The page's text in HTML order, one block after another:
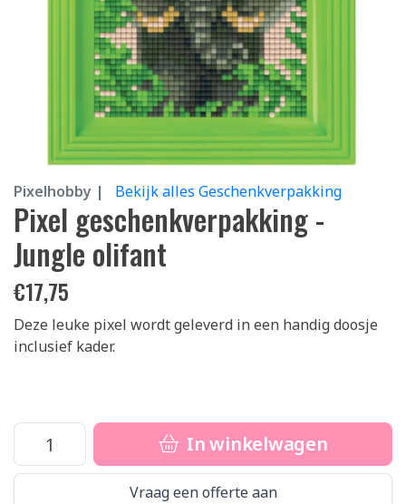
Pixelhobby | Bekijk alles Geschenkverpakking
Pixel geschenkverpakking -
Jungle olifant
€17,75
Deze leuke pixel wordt geleverd in een handig doosje
inclusief kader.
In winkelwagen
Vraag een offerte aan